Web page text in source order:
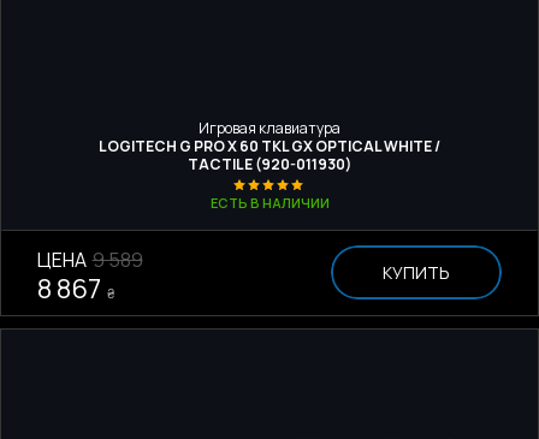
Игровая клавиатура
LOGITECH G PRO X 60 TKL GX OPTICAL WHITE /
TACTILE (920-011930)
ЕСТЬ В НАЛИЧИИ
ЦЕНА 9 589
8 867 ₴
КУПИТЬ